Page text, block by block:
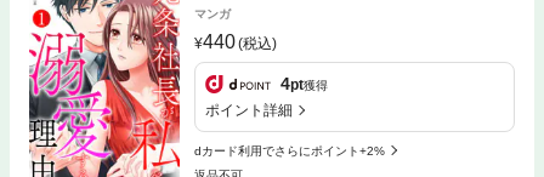
マンガ
440(税込)
4pt獲得
ポイント詳細
dカード利用でさらにポイント+2%